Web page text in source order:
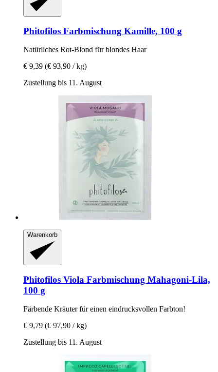
Phitofilos Farbmischung Kamille, 100 g
Natürliches Rot-​Blond für blondes Haar
€ 9,39 (€ 93,90 / kg)
Zustellung bis 11. August
Warenkorb
Phitofilos Viola Farbmischung Mahagoni-​Lila,
100 g
Färbende Kräuter für einen eindrucksvollen Farbton!
€ 9,79 (€ 97,90 / kg)
Zustellung bis 11. August